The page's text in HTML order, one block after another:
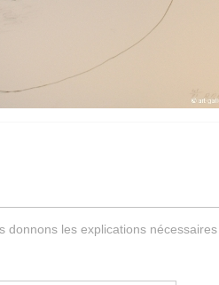
les explications nécessaires .